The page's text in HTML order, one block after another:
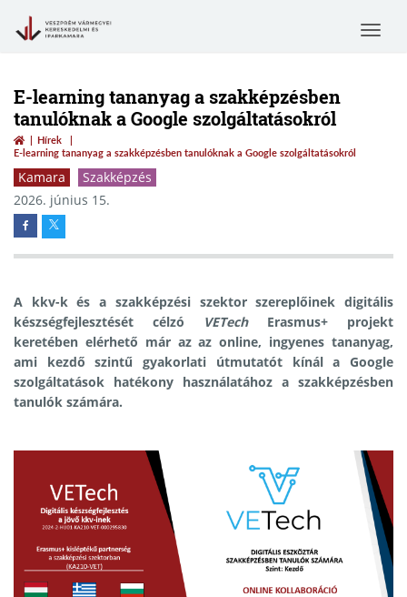
Toggle
E-learning tananyag a szakképzésben
tanulóknak a Google szolgáltatásokról
Hírek
E-learning tananyag a szakképzésben tanulóknak a Google szolgáltatásokról
Kamara
Szakképzés
2026. június 15.
A kkv-k és a szakképzési szektor szereplőinek digitális
készségfejlesztését célzó
VETechErasmus+ projekt
keretében elérhető már az az online, ingyenes tananyag,
ami kezdő szintű gyakorlati útmutatót kínál a Google
szolgáltatások hatékony használatához a szakképzésben
tanulók számára.